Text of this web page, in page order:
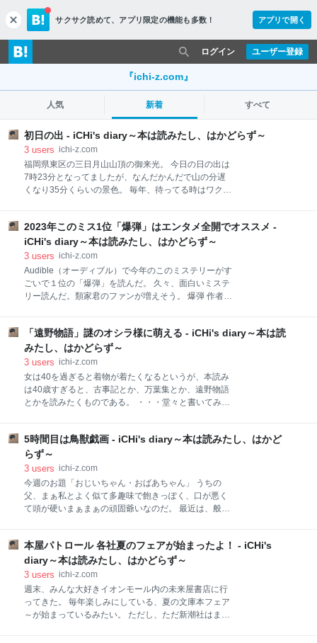
c
l
o
s
サクサク読めて、 アプリ限定の機能も多数！ アプリで開く
ユーザー登録
ログイン
『ichi-z.com』
人気 新着 すべて
初日の出 - iCHi's diary～本は読みたし、はかどらず～
3 users ichi-z.com
福岡県東区の三日月山山頂の御来光。 今日の日の出は
7時23分となってましたが、なんだかんだで山の分遅
くなり35分くらいの景色。 毎年、待ってる時はワクワ
って思った。 この山は幼稚園児とかも登れちゃうの
で、例年大変な人手の人気スポットですが、今年も多
かった！ 今年も皆様の健康とご多幸をお祈りしており
ます。
2023年このミス1位「爆弾」はエンタメ全開でオススメ -
iCHi's diary～本は読みたし、はかどらず～
3 users ichi-z.com
Audible（オーディブル）で今年のこのミステリーがす
ごいで１位の「爆弾」を読んだ。 久々、面白いミステ
リー読んだ。類家君のファンが増えそう。 爆弾 作者:
の社会派ミステリー？というイメージを抱いていた。
というか、イメージを抱くもなにも、そもそもこのミ
ス１位取るまでちいとも知らなかったのである。 ichi-
z.com そして、表紙をみてもそんなに心ひかれなかっ
たのである。 あらすじ 「スズキタゴサク」を名乗る得
体の知れないおじさんが軽犯罪で捕まった。 最初は取
知能力があるんですぅ」と爆発を予測したところから
徐々に緊迫感がただよいはじめる。 爆発は連鎖し、取
り調べも所轄の当直刑事から本庁の取
「遠野物語」謎のオシラ様に萌える - iCHi's diary～本は読
みたし、はかどらず～
3 users ichi-z.com
女は40を過ぎると着物が着たくなるというが、本読み
は40歳すぎると、古事記とか、万葉集とか、遠野物語
とかを読みたくものである。 ・・・堂々と書いてみた
空文庫を読んだ。 なんか、民俗学学びたい気分。 遠野
物語 作者:柳田 国男 発売日: 2013/10/22 メディア:
Kindle版 現在の岩手県遠野市は、以前は山にかこまれ
た山間隔絶の小天地だった。民間伝承の宝庫でもあっ
た遠野郷で聞き集め、整理した数々の物語集。日本民
俗学に多大な影響を与えた名作。 面白いのは、どこど
のだ。 これって、上品な実録犯罪ムック本的な？ここ
までではないか。というか、一緒にすんなか。 実録戦
後 タブー犯罪史 (コアムックシ
5時間目は鳥獣戯画 - iCHi's diary～本は読みたし、はかど
らず～
3 users ichi-z.com
今週のお題「おじいちゃん・おばあちゃん」 うちの
父、まぁ私とよく似て多趣味で飽きっぽく、口が悪く
て頭が硬いまぁまぁの頑固爺いなのだ。 最近は、般若
ぞり描き 其ノ弐 ([バラエティ]) 作者:染川英輔 発売日:
2020/06/20 メディア: ムック 案の定、俺も忙しいんだ
から、やることいっぱいあるからとニヤリ。嬉しそう
であった。 ちなみにうちの父は警察官だったのだが、
現役時代は写経なんてこれっぽっちも縁がなさそうだ
ったのに意外。 でも、たぶん心を浄化したいとかそう
本屋パトロール 各社夏のフェアが始まったよ！ - iCHi's
diary～本は読みたし、はかどらず～
3 users ichi-z.com
週末、みんな大好きイオンモール内の未来屋書店に行
ってきた。 毎年楽しみにしている、夏の文庫本フェア
～が始まっているみたい。 ただし、ただ新潮社はまだ